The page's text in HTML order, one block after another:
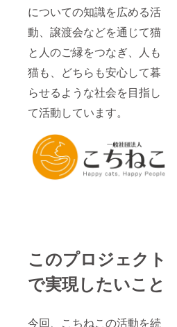
についての知識を広める活
動、譲渡会などを通じて猫
と人のご縁をつなぎ、人も
猫も、どちらも安心して暮
らせるような社会を目指し
て活動しています。
このプロジェクト
で実現したいこと
今回、こちねこの活動を続